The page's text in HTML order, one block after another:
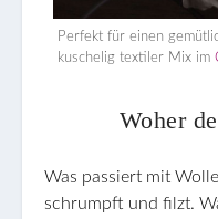
Perfekt für einen
kuschelig textiler Mix im
Woher
Was passiert mit
schrumpft und filzt.